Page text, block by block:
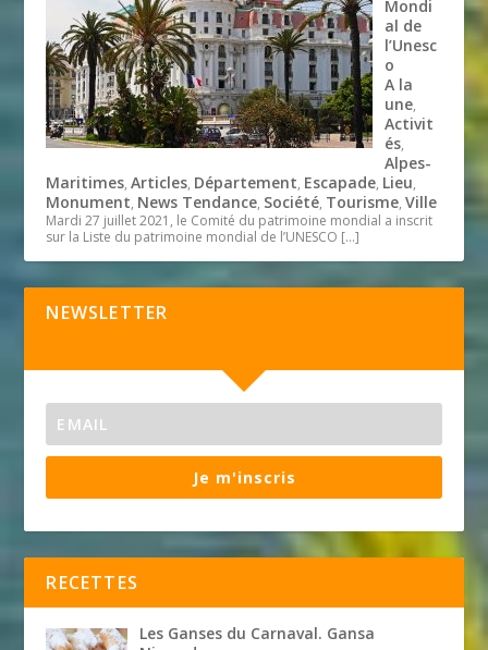
Mondi
al de
l’Unesc
o
A la
une,
Activit
és,
Alpes-
Maritimes,Articles, Département, Escapade, Lieu,
Monument, News Tendance, Société, Tourisme,Ville
Mardi 27 juillet 2021, le Comité du patrimoine mondial a inscrit
sur la Liste du patrimoine mondial de l’UNESCO […]
NEWSLETTER
Je m'inscris
RECETTES
Les Ganses du Carnaval. Gansa